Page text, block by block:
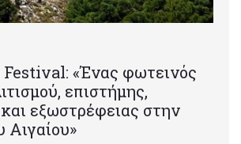
«Ένας φωτεινός
επιστήμης,
και εξωστρέφειας στην
Αιγαίου»